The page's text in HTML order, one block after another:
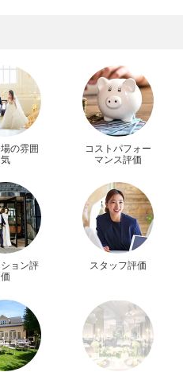
の雰囲
気
コストパフォー
マンス評価
ョン評
価
スタッフ評価